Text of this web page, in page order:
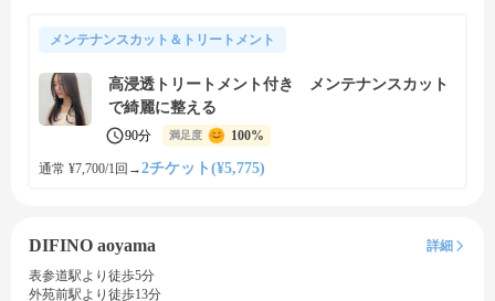
メンテナンスカット＆トリートメント
高浸透トリートメント付き メンテナンスカット
で綺麗に整える
90分 満足度 100%
通常 ¥7,700/1回 →2チケット(¥5,775)
DIFINO aoyama
詳細
表参道駅より徒歩5分
外苑前駅より徒歩13分